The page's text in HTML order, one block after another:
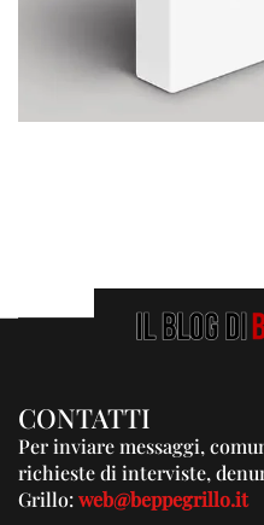
CONTATTI
Per inviare messaggi,
richieste di interviste,
Grillo:web@beppegrillo.it